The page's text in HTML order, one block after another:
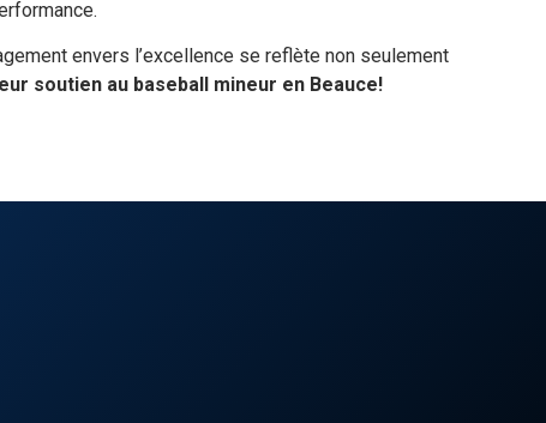
envers l’excellence se reflète non seulement
soutien au baseball mineur en Beauce!